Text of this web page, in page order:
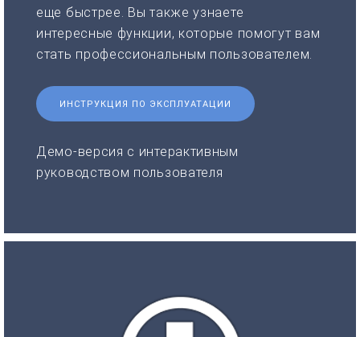
еще быстрее. Вы также узнаете
интересные функции, которые помогут вам
стать профессиональным пользователем.
ИНСТРУКЦИЯ ПО ЭКСПЛУАТАЦИИ
Демо-версия с интерактивным
руководством пользователя